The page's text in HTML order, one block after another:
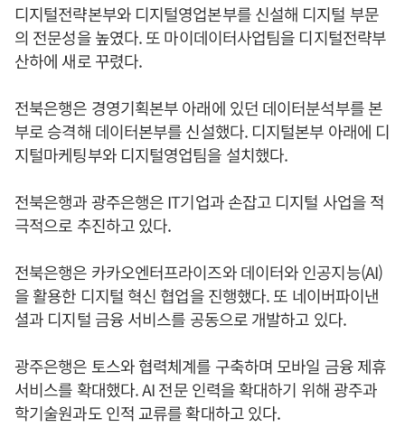
디지털전략본부와 디지털영업본부를 신설해 디지털 부문
의 전문성을 높였다. 또 마이데이터사업팀을 디지털전략부
산하에 새로 꾸렸다.
전북은행은 경영기획본부 아래에 있던 데이터분석부를 본
부로 승격해 데이터본부를 신설했다. 디지털본부 아래에 디
지털마케팅부와 디지털영업팀을 설치했다.
전북은행과 광주은행은 IT기업과 손잡고 디지털 사업을 적
극적으로 추진하고 있다.
전북은행은 카카오엔터프라이즈와 데이터와 인공지능(AI)
을 활용한 디지털 혁신 협업을 진행했다. 또 네이버파이낸
셜과 디지털 금융 서비스를 공동으로 개발하고 있다.
광주은행은 토스와 협력체계를 구축하며 모바일 금융 제휴
서비스를 확대했다. AI 전문 인력을 확대하기 위해 광주과
학기술원과도 인적 교류를 확대하고 있다.